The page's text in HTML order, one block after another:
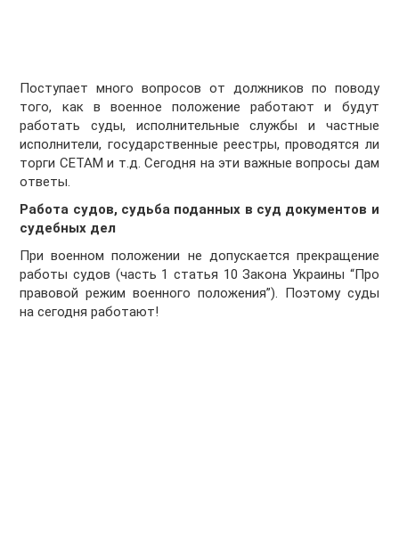
Поступает много вопросов от должников по поводу
того, как в военное положение работают и будут
работать суды, исполнительные службы и частные
исполнители, государственные реестры, проводятся ли
торги СЕТАМ и т.д. Сегодня на эти важные вопросы дам
ответы.
Работа судов, судьба поданных в суд документов и
судебных дел
При военном положении не допускается прекращение
работы судов (часть 1 статья 10 Закона Украины “Про
правовой режим военного положения”). Поэтому суды
на сегодня работают!